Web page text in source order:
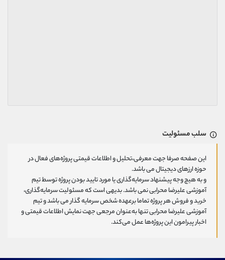
سلب مسئولیت
این صفحه صرفا جهت معرفی،تحلیل و اطلاعات قیمتی پروژه‌های فعال در
حوزه ارزهای دیجیتال می باشد.
و به هیچ وجه پیشنهاد سرمایه‌گذاری یا مورد تایید بودن پروژه توسط تیم
آموزشی علیرضا محرابی نمی باشد. بدیهی است که مسئولیت سرمایه‌گذاری،
خرید و فروش هر پروژه تماما برعهده شخص سرمایه گذار می باشد و تیم
آموزشی علیرضا محرابی تنها به‌عنوان مرجعی جهت نمایش اطلاعات قیمتی و
اخبار پیرامون این پروژه‌‌ها عمل می‌کند.